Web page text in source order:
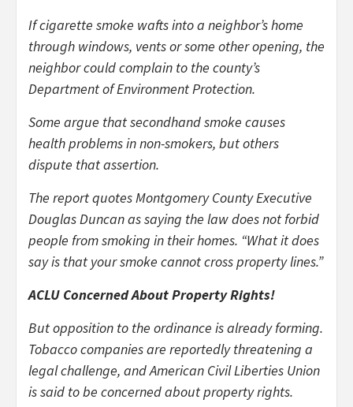
If cigarette smoke wafts into a neighbor’s home
through windows, vents or some other opening, the
neighbor could complain to the county’s
Department of Environment Protection.
Some argue that secondhand smoke causes
health problems in non-smokers, but others
dispute that assertion.
The report quotes Montgomery County Executive
Douglas Duncan as saying the law does not forbid
people from smoking in their homes. “What it does
say is that your smoke cannot cross property lines.”
ACLU Concerned About Property Rights!
But opposition to the ordinance is already forming.
Tobacco companies are reportedly threatening a
legal challenge, and American Civil Liberties Union
is said to be concerned about property rights.